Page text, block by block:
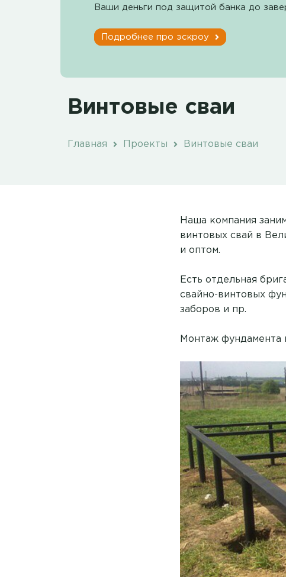
Ваши деньги под защитой банка до
Подробнее про эскроу
Винтовые сваи
Главная Проекты Винтовые сваи
Наша компания
винтовых свай в
и оптом.
Есть отдельная
свайно-винтовых
заборов и пр.
Монтаж фундамента